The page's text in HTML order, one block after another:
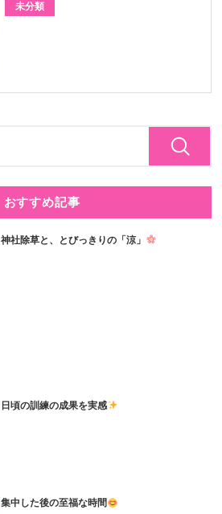
未分類
おすすめ記事
神社除草と、とびっきりの「涼」
日頃の訓練の成果を実感
集中した後の至福な時間